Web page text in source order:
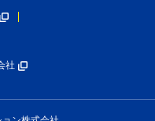
社